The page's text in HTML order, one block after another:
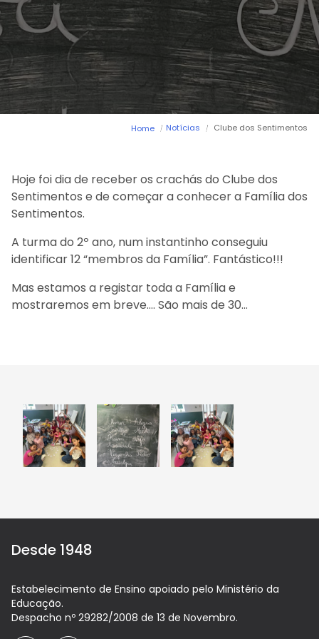
História
Comunicados
Tabela de Preços
Viver as férias 2025
Testemunhos
Perguntas Frequentes
Jornal Digital
Home Notícias Clube dos Sentimentos
Hoje foi dia de receber os crachás do Clube dos
Sentimentos e de começar a conhecer a Família dos
Sentimentos.
A turma do 2º ano, num instantinho conseguiu
identificar 12 “membros da Família”. Fantástico!!!
Mas estamos a registar toda a Família e
mostraremos em breve…. São mais de 30…
Desde 1948
Estabelecimento de Ensino apoiado pelo Ministério da
Educação.
Despacho nº 29282/2008 de 13 de Novembro.